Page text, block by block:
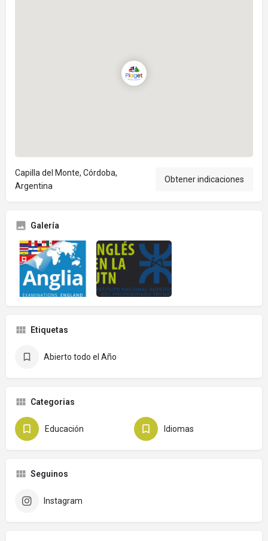
Capilla del Monte, Córdoba,
Argentina
Obtener indicaciones
Galería
Etiquetas
Abierto todo el Año
Categorias
Educación Idiomas
Seguinos
Instagram